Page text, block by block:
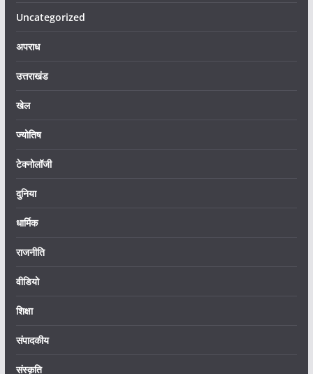
Uncategorized
अपराध
उत्तराखंड
खेल
ज्योतिष
टेक्नोलॉजी
दुनिया
धार्मिक
राजनीति
वीडियो
शिक्षा
संपादकीय
संस्कृति